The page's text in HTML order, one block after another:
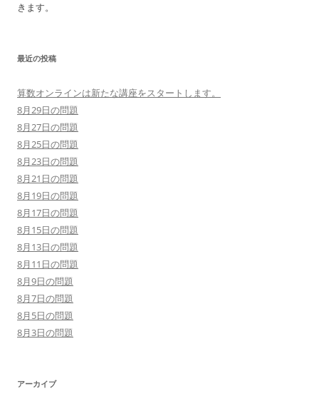
きます。
最近の投稿
算数オンラインは新たな講座をスタートします。
8月29日の問題
8月27日の問題
8月25日の問題
8月23日の問題
8月21日の問題
8月19日の問題
8月17日の問題
8月15日の問題
8月13日の問題
8月11日の問題
8月9日の問題
8月7日の問題
8月5日の問題
8月3日の問題
アーカイブ